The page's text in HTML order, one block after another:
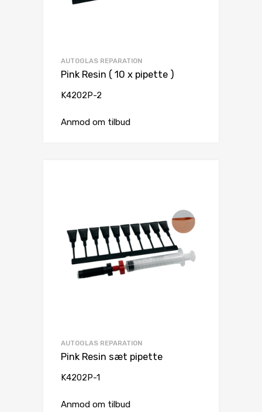
AUTOGLAS REPARATION
Pink Resin ( 10 x pipette )
K4202P-2
Anmod om tilbud
AUTOGLAS REPARATION
Pink Resin sæt pipette
K4202P-1
Anmod om tilbud